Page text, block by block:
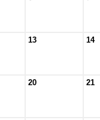
13 14
20 21